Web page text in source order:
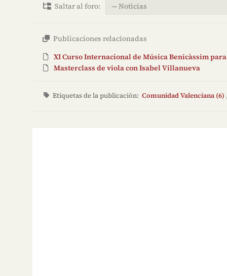
Saltar al foro:
Publicaciones relacionadas
XI Curso Internacional de Música Benicàssim
Masterclass de viola con Isabel Villanueva
Etiquetas de la publicación: Comunidad Valenciana (6)